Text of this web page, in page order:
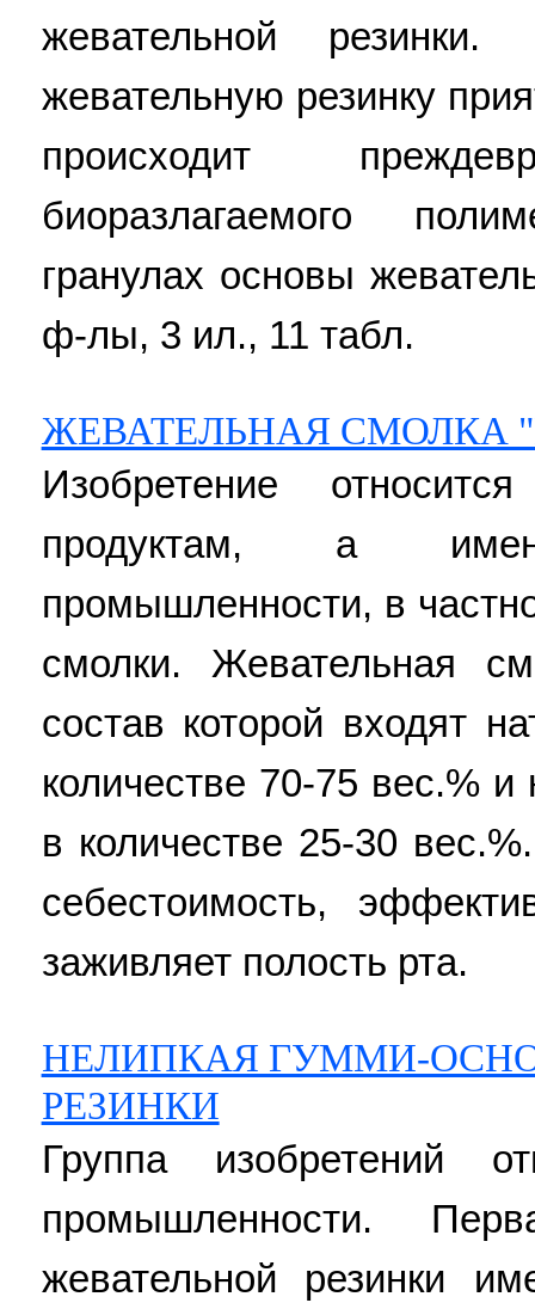
жевательной
жевательную резинку
происходит
биоразлагаемого
гранулах основы
ф-лы, 3 ил., 11 табл.
ЖЕВАТЕЛЬНАЯ СМОЛКА
Изобретение
продуктам, а
промышленности, в
смолки. Жевательная
состав которой входят
количестве 70-75 вес.%
в количестве 25-30
себестоимость,
заживляет полость рта.
НЕЛИПКАЯ ГУММИ-
РЕЗИНКИ
Группа изобретений
промышленности.
жевательной резинки